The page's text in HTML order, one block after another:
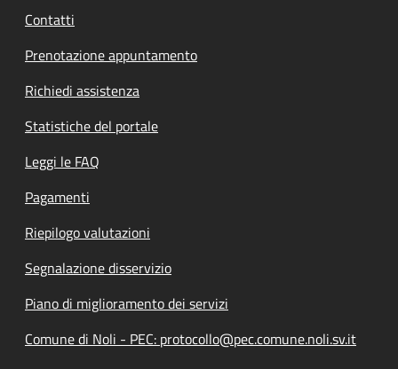
Contatti
Prenotazione appuntamento
Richiedi assistenza
Statistiche del portale
Leggi le FAQ
Pagamenti
Riepilogo valutazioni
Segnalazione disservizio
Piano di miglioramento dei servizi
Comune di Noli - PEC: protocollo@pec.comune.noli.sv.it